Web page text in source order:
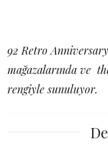
92 Retro
mağazalarında ve
rengiyle sunuluyor.